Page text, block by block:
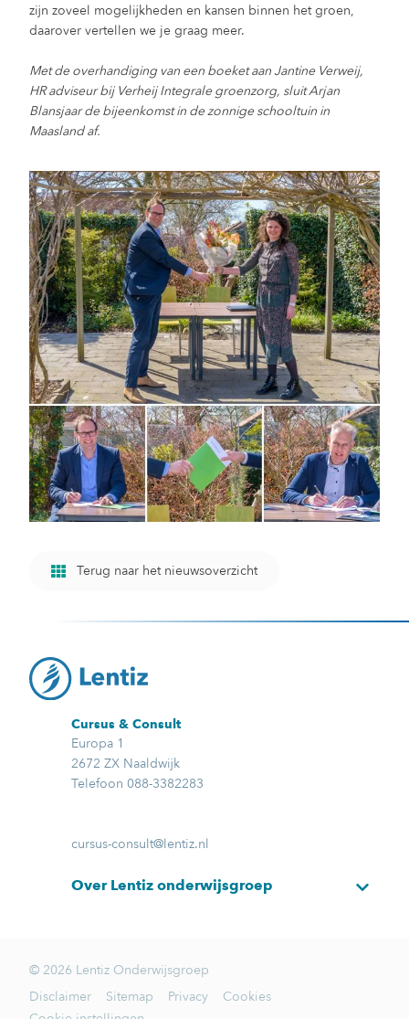
zijn zoveel mogelijkheden en kansen binnen het groen,
daarover vertellen we je graag meer.
Met de overhandiging van een boeket aan Jantine Verweij,
HR adviseur bij Verheij Integrale groenzorg, sluit Arjan
Blansjaar de bijeenkomst in de zonnige schooltuin in
Maasland af.
Terug naar het nieuwsoverzicht
Cursus & Consult
Europa 1
2672 ZX Naaldwijk
Telefoon 088-3382283
cursus-consult@lentiz.nl
Over Lentiz onderwijsgroep
© 2026 Lentiz Onderwijsgroep
Disclaimer
Sitemap Privacy
Cookies